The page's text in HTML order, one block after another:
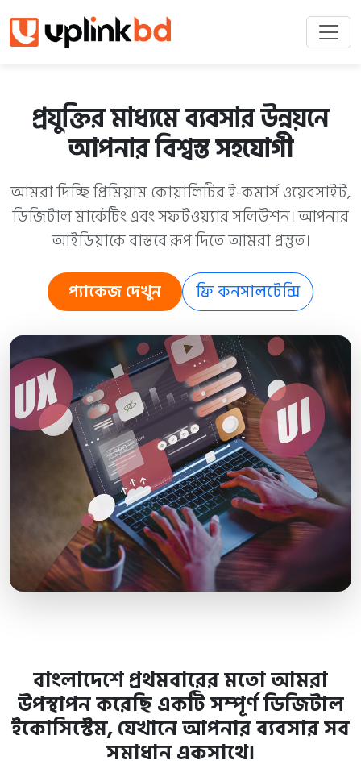
প্রযুক্তির মাধ্যমে ব্যবসার উন্নয়নে
আপনার বিশ্বস্ত সহযোগী
আমরা দিচ্ছি প্রিমিয়াম কোয়ালিটির ই-কমার্স ওয়েবসাইট,
ডিজিটাল মার্কেটিং এবং সফটওয়্যার সলিউশন। আপনার
আইডিয়াকে বাস্তবে রূপ দিতে আমরা প্রস্তুত।
প্যাকেজ দেখুন
ফ্রি কনসালটেন্সি
বাংলাদেশে প্রথমবারের মতো আমরা
উপস্থাপন করেছি একটি সম্পূর্ণ ডিজিটাল
ইকোসিস্টেম, যেখানে আপনার ব্যবসার সব
সমাধান একসাথে।